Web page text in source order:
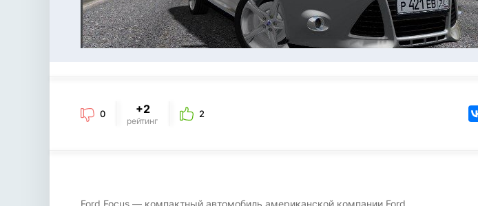
0 +2
рейтинг
2
Ford Focus — компактный автомобиль американской компании Ford.